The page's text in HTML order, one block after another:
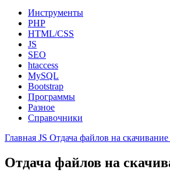
Инструменты
PHP
HTML/CSS
JS
SEO
htaccess
MySQL
Bootstrap
Программы
Разное
Справочники
Главная JS Отдача файлов на скачивание
Отдача файлов на